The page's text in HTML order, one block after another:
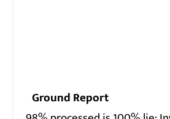
Ground Report